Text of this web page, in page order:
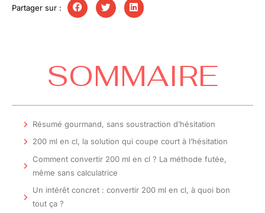
Partager sur :
SOMMAIRE
Résumé gourmand, sans soustraction d’hésitation
200 ml en cl, la solution qui coupe court à l’hésitation
Comment convertir 200 ml en cl ? La méthode futée,
même sans calculatrice
Un intérêt concret : convertir 200 ml en cl, à quoi bon
tout ça ?